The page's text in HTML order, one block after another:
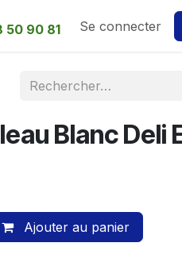
50 90 81 Se connecter
Blanc Deli
Ajouter au panier